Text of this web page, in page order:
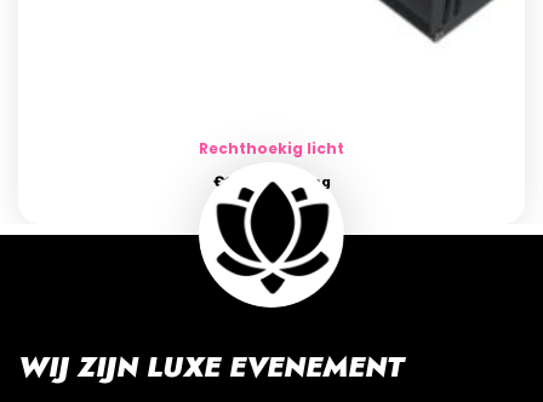
Rechthoekig licht
€19.00 per dag
WIJ ZIJN LUXE EVENEMENT